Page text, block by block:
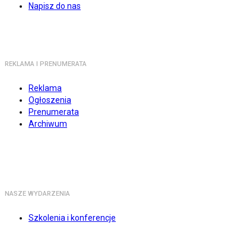
Napisz do nas
REKLAMA I PRENUMERATA
Reklama
Ogłoszenia
Prenumerata
Archiwum
NASZE WYDARZENIA
Szkolenia i konferencje